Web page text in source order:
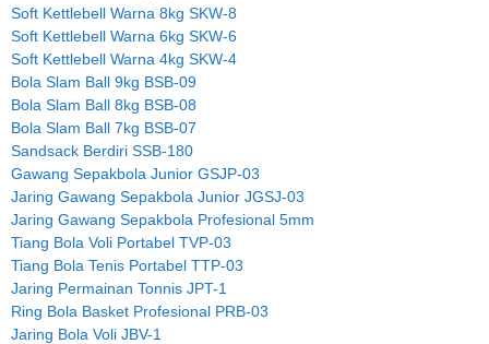
Soft Kettlebell Warna 8kg SKW-8
Soft Kettlebell Warna 6kg SKW-6
Soft Kettlebell Warna 4kg SKW-4
Bola Slam Ball 9kg BSB-09
Bola Slam Ball 8kg BSB-08
Bola Slam Ball 7kg BSB-07
Sandsack Berdiri SSB-180
Gawang Sepakbola Junior GSJP-03
Jaring Gawang Sepakbola Junior JGSJ-03
Jaring Gawang Sepakbola Profesional 5mm
Tiang Bola Voli Portabel TVP-03
Tiang Bola Tenis Portabel TTP-03
Jaring Permainan Tonnis JPT-1
Ring Bola Basket Profesional PRB-03
Jaring Bola Voli JBV-1